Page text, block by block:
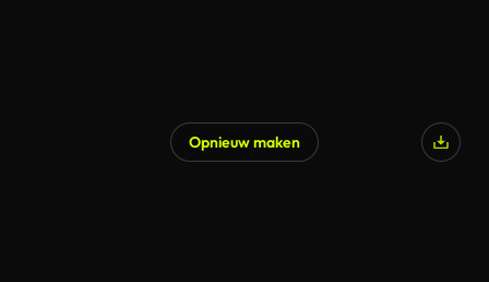
Opnieuw maken